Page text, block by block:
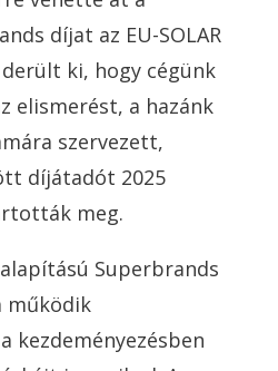
díjat az EU-SOLAR
derült ki, hogy cégünk
elismerést, a hazánk
szervezett,
díjátadót 2025
meg.
Superbrands
működik
kezdeményezésben